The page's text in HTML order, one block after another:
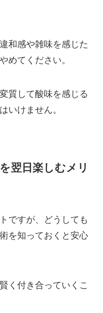
和感や雑味を感じた
めてください。
質して酸味を感じる
いけません。
翌日楽しむメリ
ですが、どうしても
を知っておくと安心
く付き合っていくこ